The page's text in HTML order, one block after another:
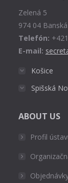
window
Zelená 5
974 04
Telefón:
E-mail:
Košice
Spišská
ABOUT US
Profil